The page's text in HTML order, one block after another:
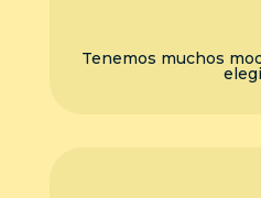
Tenemos muchos